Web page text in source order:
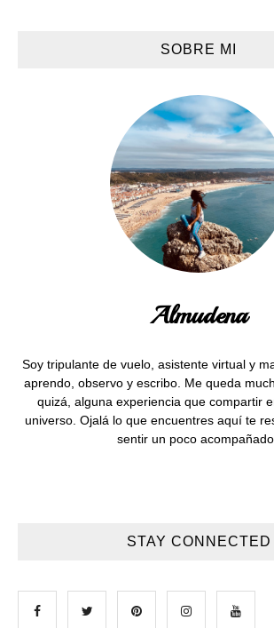
SOBRE MI
Almudena
Soy tripulante de vuelo, asistente virtual y
aprendo, observo y escribo. Me queda
quizá, alguna experiencia que compartir
universo. Ojalá lo que encuentres aquí te
sentir un poco acompañado..
STAY CONNECTED